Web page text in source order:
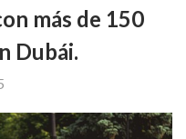
más de 150
Dubái.